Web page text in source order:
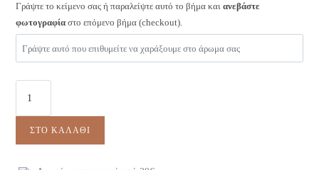
Γράψτε το κείμενο σας ή παραλείψτε αυτό το βήμα καιανεβάστε
φωτογραφία στο επόμενο βήμα (checkout).
ΣΤΟ ΚΑΛΆΘΙ